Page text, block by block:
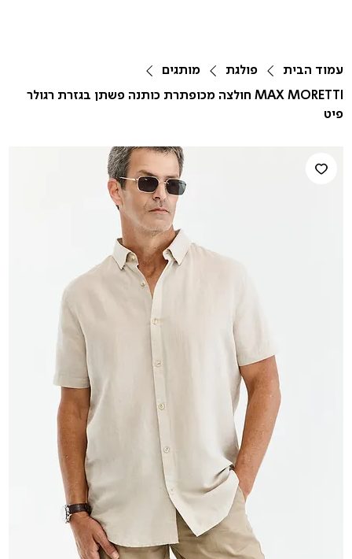
עמוד הבית פולגת
מותגים
MAX MORETTI חולצה מכופתרת כותנה פשתן בגזרת רגולר
פיט